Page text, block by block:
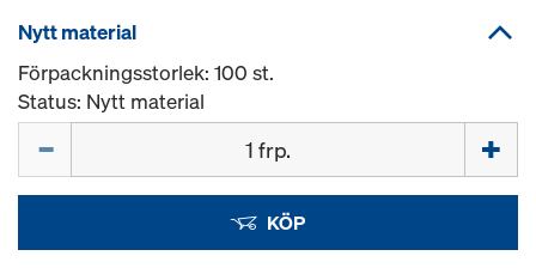
Nytt material
Förpackningsstorlek: 100 st.
Status: Nytt material
KÖP